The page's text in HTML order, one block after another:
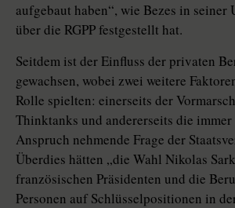
aufgebaut haben“, wie Bezes in seiner
über die RGPP festgestellt hat.
Seitdem ist der Einfluss der privaten
gewachsen, wobei zwei weitere
Rolle spielten: einerseits der
Thinktanks und andererseits die immer
Anspruch nehmende Frage der
Überdies hätten „die Wahl Nikolas
französischen Präsidenten und die
Personen auf Schlüsselpositionen in